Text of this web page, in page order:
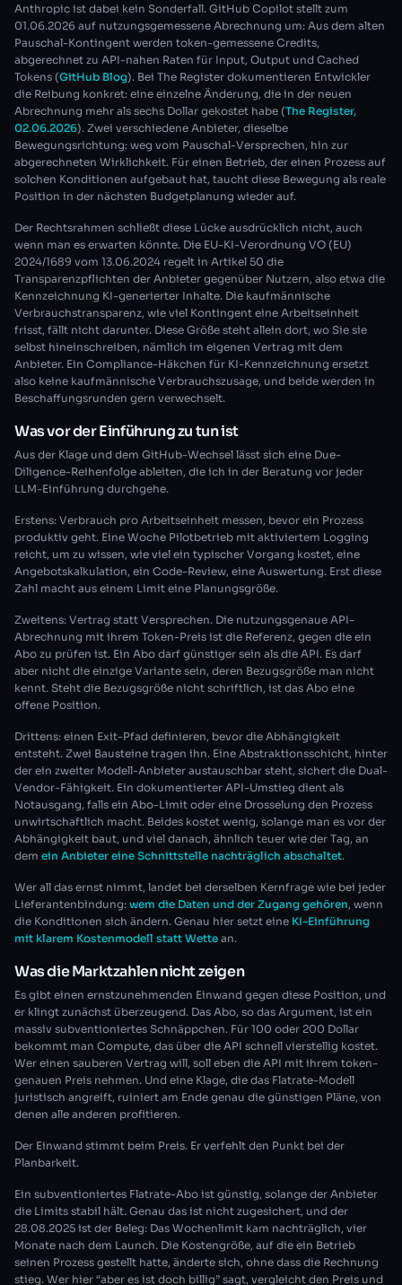
Anthropic ist dabei kein Sonderfall. GitHub Copilot stellt zum
01.06.2026 auf nutzungsgemessene Abrechnung um: Aus dem alten
Pauschal-Kontingent werden token-gemessene Credits,
abgerechnet zu API-nahen Raten für Input, Output und Cached
Tokens (GitHub Blog). Bei The Register dokumentieren Entwickler
die Reibung konkret: eine einzelne Änderung, die in der neuen
Abrechnung mehr als sechs Dollar gekostet habe (The Register,
02.06.2026). Zwei verschiedene Anbieter, dieselbe
Bewegungsrichtung: weg vom Pauschal-Versprechen, hin zur
abgerechneten Wirklichkeit. Für einen Betrieb, der einen Prozess auf
solchen Konditionen aufgebaut hat, taucht diese Bewegung als reale
Position in der nächsten Budgetplanung wieder auf.
Der Rechtsrahmen schließt diese Lücke ausdrücklich nicht, auch
wenn man es erwarten könnte. Die EU-KI-Verordnung VO (EU)
2024/1689 vom 13.06.2024 regelt in Artikel 50 die
Transparenzpflichten der Anbieter gegenüber Nutzern, also etwa die
Kennzeichnung KI-generierter Inhalte. Die kaufmännische
Verbrauchstransparenz, wie viel Kontingent eine Arbeitseinheit
frisst, fällt nicht darunter. Diese Größe steht allein dort, wo Sie sie
selbst hineinschreiben, nämlich im eigenen Vertrag mit dem
Anbieter. Ein Compliance-Häkchen für KI-Kennzeichnung ersetzt
also keine kaufmännische Verbrauchszusage, und beide werden in
Beschaffungsrunden gern verwechselt.
Was vor der Einführung zu tun ist
Aus der Klage und dem GitHub-Wechsel lässt sich eine Due-
Diligence-Reihenfolge ableiten, die ich in der Beratung vor jeder
LLM-Einführung durchgehe.
Erstens: Verbrauch pro Arbeitseinheit messen, bevor ein Prozess
produktiv geht. Eine Woche Pilotbetrieb mit aktiviertem Logging
reicht, um zu wissen, wie viel ein typischer Vorgang kostet, eine
Angebotskalkulation, ein Code-Review, eine Auswertung. Erst diese
Zahl macht aus einem Limit eine Planungsgröße.
Zweitens: Vertrag statt Versprechen. Die nutzungsgenaue API-
Abrechnung mit ihrem Token-Preis ist die Referenz, gegen die ein
Abo zu prüfen ist. Ein Abo darf günstiger sein als die API. Es darf
aber nicht die einzige Variante sein, deren Bezugsgröße man nicht
kennt. Steht die Bezugsgröße nicht schriftlich, ist das Abo eine
offene Position.
Drittens: einen Exit-Pfad definieren, bevor die Abhängigkeit
entsteht. Zwei Bausteine tragen ihn. Eine Abstraktionsschicht, hinter
der ein zweiter Modell-Anbieter austauschbar steht, sichert die Dual-
Vendor-Fähigkeit. Ein dokumentierter API-Umstieg dient als
Notausgang, falls ein Abo-Limit oder eine Drosselung den Prozess
unwirtschaftlich macht. Beides kostet wenig, solange man es vor der
Abhängigkeit baut, und viel danach, ähnlich teuer wie der Tag, an
dem ein Anbieter eine Schnittstelle nachträglich abschaltet.
Wer all das ernst nimmt, landet bei derselben Kernfrage wie bei jeder
Lieferantenbindung: wem die Daten und der Zugang gehören, wenn
die Konditionen sich ändern. Genau hier setzt eine KI-Einführung
mit klarem Kostenmodell statt Wette an.
Was die Marktzahlen nicht zeigen
Es gibt einen ernstzunehmenden Einwand gegen diese Position, und
er klingt zunächst überzeugend. Das Abo, so das Argument, ist ein
massiv subventioniertes Schnäppchen. Für 100 oder 200 Dollar
bekommt man Compute, das über die API schnell vierstellig kostet.
Wer einen sauberen Vertrag will, soll eben die API mit ihrem token-
genauen Preis nehmen. Und eine Klage, die das Flatrate-Modell
juristisch angreift, ruiniert am Ende genau die günstigen Pläne, von
denen alle anderen profitieren.
Der Einwand stimmt beim Preis. Er verfehlt den Punkt bei der
Planbarkeit.
Ein subventioniertes Flatrate-Abo ist günstig, solange der Anbieter
die Limits stabil hält. Genau das ist nicht zugesichert, und der
28.08.2025 ist der Beleg: Das Wochenlimit kam nachträglich, vier
Monate nach dem Launch. Die Kostengröße, auf die ein Betrieb
seinen Prozess gestellt hatte, änderte sich, ohne dass die Rechnung
stieg. Wer hier “aber es ist doch billig” sagt, vergleicht den Preis und